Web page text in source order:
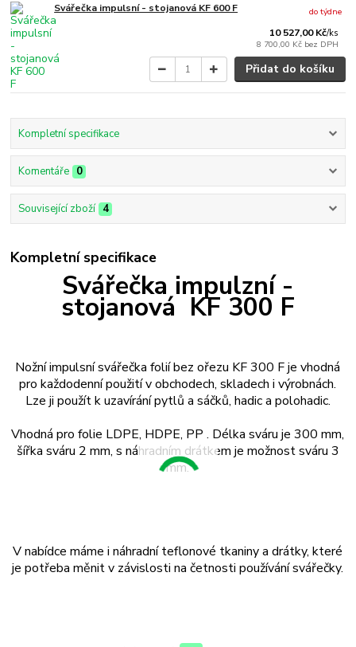
Svářečka impulsní - stojanová KF 600 F
10 527,00 Kč/ks
8 700,00 Kč bez DPH
do týdne
Přidat do košíku
Kompletní specifikace
Komentáře 0
Související zboží 4
Kompletní specifikace
Svářečka impulzní -
stojanová KF 300 F
Nožní impulsní svářečka folií bez ořezu KF 300 Fje vhodná
pro každodenní použití v obchodech, skladech i výrobnách.
Lze ji použít k uzavírání pytlů a sáčků, hadic a polohadic.
Vhodná pro folie LDPE, HDPE, PP . Délka sváru je 300 mm,
šířka sváru 2 mm, s náhradním drátkem je možnost sváru 3
mm.
V nabídce máme i náhradní teflonové tkaniny a drátky, které
je potřeba měnit v závislosti na četnosti používání svářečky.